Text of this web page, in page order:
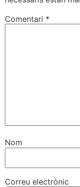
Comentari *
Nom
Correu electrònic